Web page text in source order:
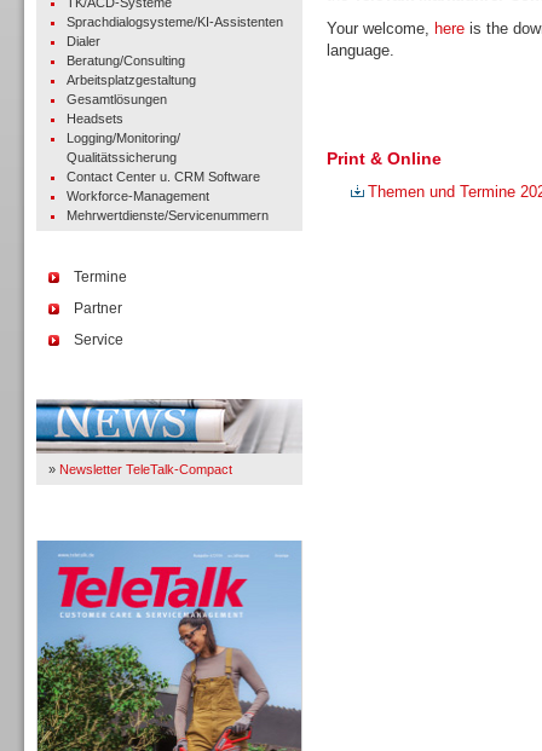
Sprachdialogsysteme/KI-Assistenten
Dialer
Beratung/Consulting
Arbeitsplatzgestaltung
Gesamtlösungen
Headsets
Logging/Monitoring/
Qualitätssicherung
Contact Center u. CRM Software
Workforce-Management
Mehrwertdienste/Servicenummern
Termine
Partner
Service
» Newsletter TeleTalk-Compact
Your welcome, here is the
language.
Print & Online
Themen und Termine